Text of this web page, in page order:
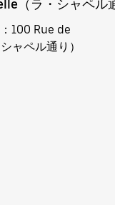
（ラ・シャペル
：100 Rue de
ャペル通り）